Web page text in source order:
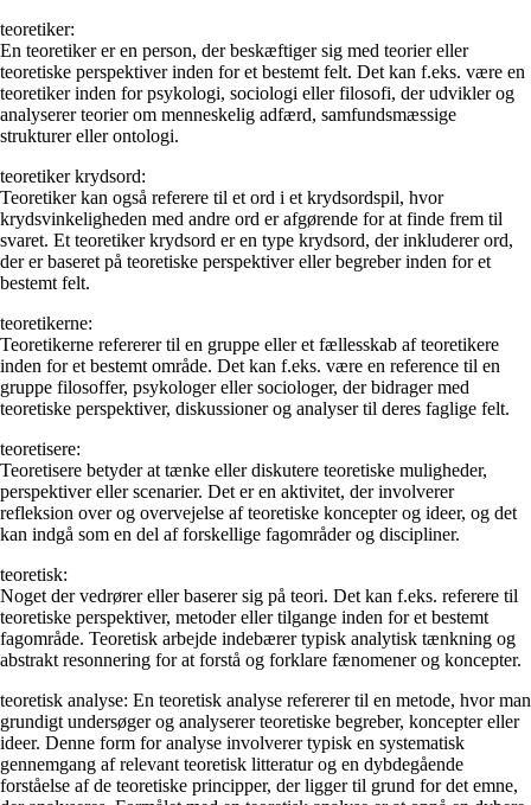
teoretiker:
En teoretiker er en person, der beskæftiger sig med teorier eller
teoretiske perspektiver inden for et bestemt felt. Det kan f.eks. være en
teoretiker inden for psykologi, sociologi eller filosofi, der udvikler og
analyserer teorier om menneskelig adfærd, samfundsmæssige
strukturer eller ontologi.
teoretiker krydsord:
Teoretiker kan også referere til et ord i et krydsordspil, hvor
krydsvinkeligheden med andre ord er afgørende for at finde frem til
svaret. Et teoretiker krydsord er en type krydsord, der inkluderer ord,
der er baseret på teoretiske perspektiver eller begreber inden for et
bestemt felt.
teoretikerne:
Teoretikerne refererer til en gruppe eller et fællesskab af teoretikere
inden for et bestemt område. Det kan f.eks. være en reference til en
gruppe filosoffer, psykologer eller sociologer, der bidrager med
teoretiske perspektiver, diskussioner og analyser til deres faglige felt.
teoretisere:
Teoretisere betyder at tænke eller diskutere teoretiske muligheder,
perspektiver eller scenarier. Det er en aktivitet, der involverer
refleksion over og overvejelse af teoretiske koncepter og ideer, og det
kan indgå som en del af forskellige fagområder og discipliner.
teoretisk:
Noget der vedrører eller baserer sig på teori. Det kan f.eks. referere til
teoretiske perspektiver, metoder eller tilgange inden for et bestemt
fagområde. Teoretisk arbejde indebærer typisk analytisk tænkning og
abstrakt resonnering for at forstå og forklare fænomener og koncepter.
teoretisk analyse: En teoretisk analyse refererer til en metode, hvor man
grundigt undersøger og analyserer teoretiske begreber, koncepter eller
ideer. Denne form for analyse involverer typisk en systematisk
gennemgang af relevant teoretisk litteratur og en dybdegående
forståelse af de teoretiske principper, der ligger til grund for det emne,